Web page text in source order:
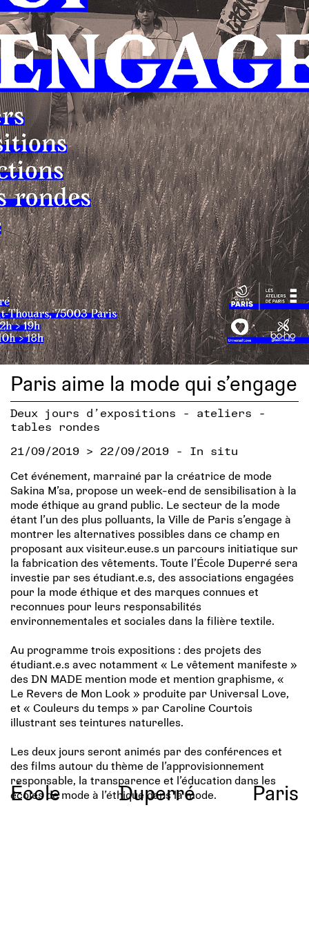
Paris aime la mode qui s’engage
Deux jours d’expositions - ateliers -
tables rondes
21/09/2019 > 22/09/2019 - In situ
Cet événement, marrainé par la créatrice de mode
Sakina M’sa, propose un week-end de sensibilisation à la
mode éthique au grand public. Le secteur de la mode
étant l’un des plus polluants, la Ville de Paris s’engage à
montrer les alternatives possibles dans ce champ en
proposant aux visiteur.euse.s un parcours initiatique sur
la fabrication des vêtements. Toute l’École Duperré sera
investie par ses étudiant.e.s, des associations engagées
pour la mode éthique et des marques connues et
reconnues pour leurs responsabilités
environnementales et sociales dans la filière textile.
Au programme trois expositions : des projets des
étudiant.e.s avec notamment « Le vêtement manifeste »
des DN MADE mention mode et mention graphisme, «
Le Revers de Mon Look » produite par Universal Love,
et « Couleurs du temps » par Caroline Courtois
illustrant ses teintures naturelles.
Les deux jours seront animés par des conférences et
des films autour du thème de l’approvisionnement
responsable, la transparence et l’éducation dans les
écoles de mode à l’éthique dans la mode.
École Duperré Paris